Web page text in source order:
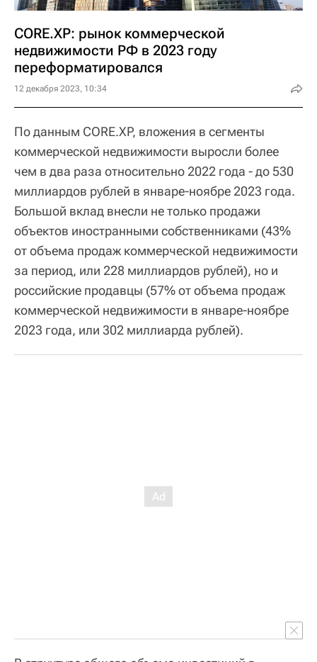
CORE.XP: рынок коммерческой
недвижимости РФ в 2023 году
переформатировался
12 декабря 2023, 10:34
По данным CORE.XP, вложения в сегменты
коммерческой недвижимости выросли более
чем в два раза относительно 2022 года - до 530
миллиардов рублей в январе-ноябре 2023 года.
Большой вклад внесли не только продажи
объектов иностранными собственниками (43%
от объема продаж коммерческой недвижимости
за период, или 228 миллиардов рублей), но и
российские продавцы (57% от объема продаж
коммерческой недвижимости в январе-ноябре
2023 года, или 302 миллиарда рублей).